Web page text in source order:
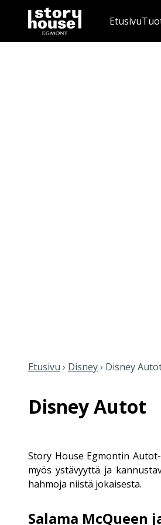
Etusivu
Etusivu › Disney› Disney
Disney Autot
Story House Egmontin
myös ystävyyttä ja
hahmoja niistä jokaisesta.
Salama